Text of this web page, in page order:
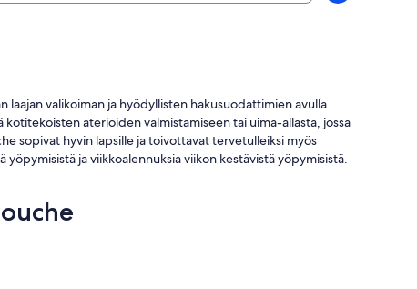
laajan valikoiman ja hyödyllisten hakusuodattimien avulla
aterioiden valmistamiseen tai uima-allasta, jossa
sopivat hyvin lapsille ja toivottavat tervetulleiksi myös
ja viikkoalennuksia viikon kestävistä yöpymisistä.